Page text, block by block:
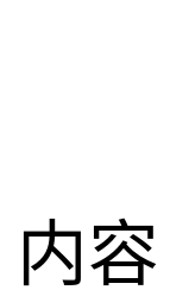
内容